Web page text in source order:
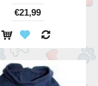
€21,99